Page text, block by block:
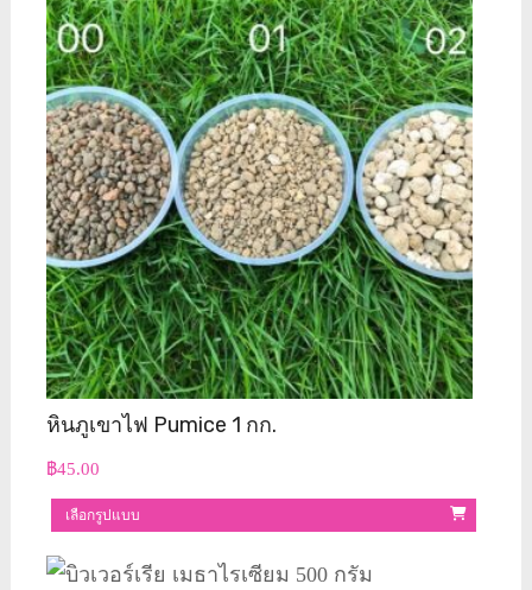
หินภูเขาไฟ Pumice 1 กก.
฿45.00
เลือกรูปแบบ
This